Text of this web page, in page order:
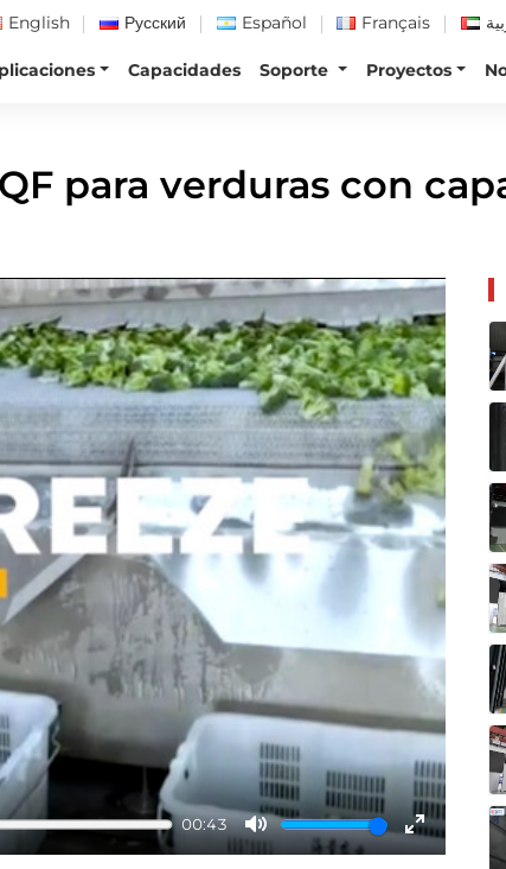
English Русский Español Français
Capacidades Soporte Proyectos
para verduras con
00:43
Mute
Enter